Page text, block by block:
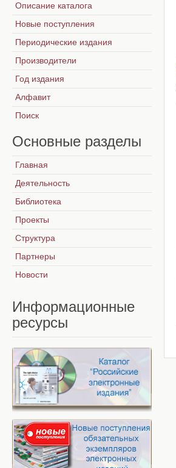
Описание каталога
Новые поступления
Периодические издания
Производители
Год издания
Алфавит
Поиск
Основные разделы
Главная
Деятельность
Библиотека
Проекты
Структура
Партнеры
Новости
Информационные
ресурсы